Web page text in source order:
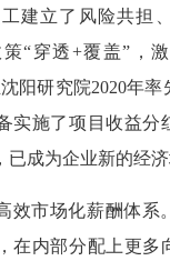
建立了风险共担
“穿透+覆盖”，
阳研究院2020年
实施了项目收益分
已成为企业新的经济
效市场化薪酬体系
在内部分配上更多